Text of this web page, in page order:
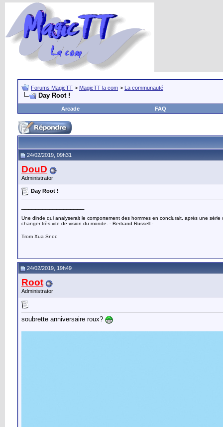
Forums MagicTT > MagicTT la com > La communauté
Day Root !
Arcade FAQ
24/02/2019, 09h31
DouD
Administrator
Day Root !
Une dinde qui analyserait le comportement des hommes en conclurait, après une
changer très vite de vision du monde. - Bertrand Russell -
Trom Xua Snoc
24/02/2019, 19h49
Root
Administrator
soubrette anniversaire roux?